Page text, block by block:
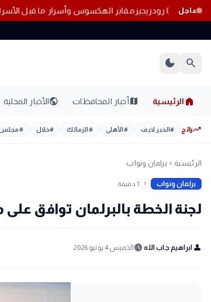
عاجل رونالدو وجورجينا رودريجيزمقابر الهكسوس وأسرار
search
dark_mode
home الرئيسية mapأخبار المحافظات publicالأخبار المحلية
trending_upرائج #الخبر لايف #الأهلي #الزمالك #خلال #مجلس
الرئيسية chevron_left برلمان ونواب
برلمان ونواب 1 1 دقيقة
لجنة الخطة بالبرلمان توافق على
person ابراهيم جاب الله schedule الخميس 4 يونيو 2026